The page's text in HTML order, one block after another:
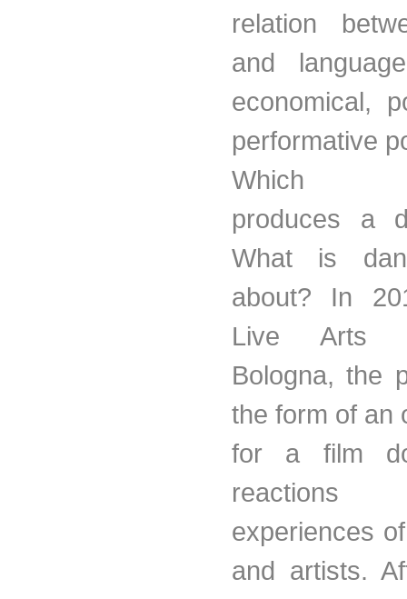
relation
and
economical,
performative
Which
produces a
What is
about? In
Live Arts
Bologna, the
the form of an
for a film
experiences
and artists.